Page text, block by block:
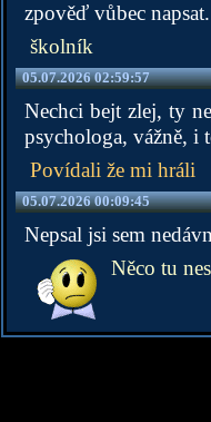
zpověď vůbec napsat.
školník
05.07.2026 02:59:57
Nechci bejt zlej, ty
psychologa, vážně, i
Povídali že mi hráli
05.07.2026 00:09:45
Nepsal jsi sem
Něco tu